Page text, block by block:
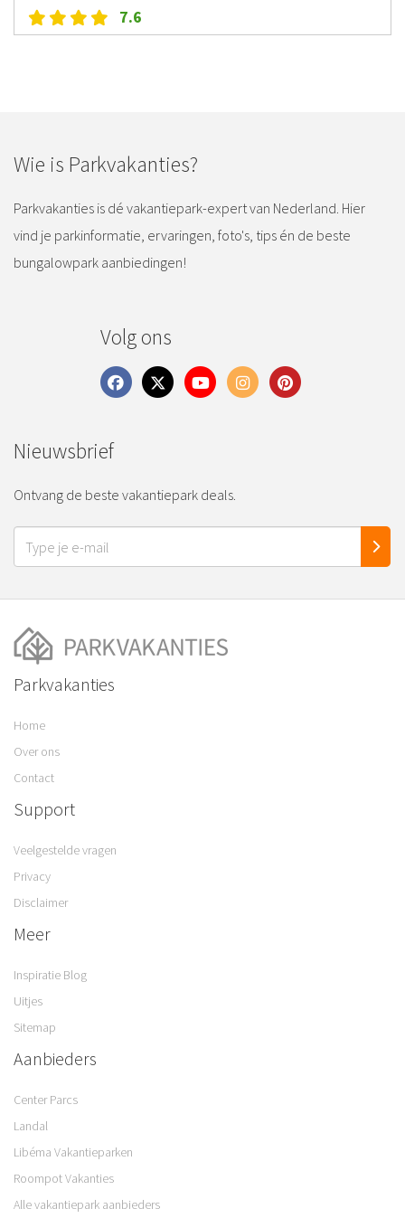
7.6
Wie is Parkvakanties?
Parkvakanties is dé vakantiepark-expert van Nederland. Hier
vind je parkinformatie, ervaringen, foto's, tips én de beste
bungalowpark aanbiedingen!
Volg ons
Nieuwsbrief
Ontvang de beste vakantiepark deals.
Parkvakanties
Home
Over ons
Contact
Support
Veelgestelde vragen
Privacy
Disclaimer
Meer
Inspiratie Blog
Uitjes
Sitemap
Aanbieders
Center Parcs
Landal
Libéma Vakantieparken
Roompot Vakanties
Alle vakantiepark aanbieders